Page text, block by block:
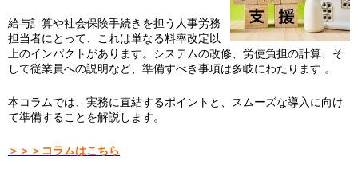
給与計算や社会保険手続きを担う人事労務
担当者にとって、これは単なる料率改定以
上のインパクトがあります。システムの改修、労使負担の計算、そ
して従業員への説明など、準備すべき事項は多岐にわたります 。
本コラムでは、実務に直結するポイントと、スムーズな導入に向け
て準備することを解説します。
＞＞＞コラムはこちら